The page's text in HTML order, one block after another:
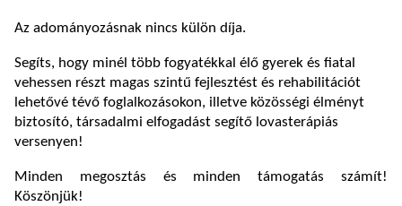
Az adományozásnak nincs külön díja.
Segíts, hogy minél több fogyatékkal élő gyerek és fiatal
vehessen részt magas szintű fejlesztést és rehabilitációt
lehetővé tévő foglalkozásokon, illetve közösségi élményt
biztosító, társadalmi elfogadást segítő lovasterápiás
versenyen!
Minden megosztás és minden támogatás számít!
Köszönjük!